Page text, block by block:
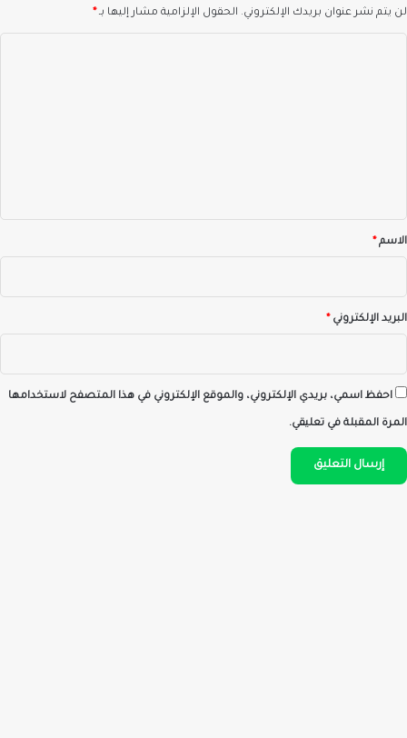
لن يتم نشر عنوان بريدك الإلكتروني. الحقول الإلزامية مشار إليها بـ*
*الاسم*
البريد الإلكتروني*
احفظ اسمي، بريدي الإلكتروني، والموقع الإلكتروني في هذا المتصفح لاستخدامها
المرة المقبلة في تعليقي.